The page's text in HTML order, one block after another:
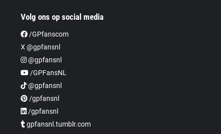
Volg ons op social media
/GPfanscom
X @gpfansnl
@gpfansnl
/GPFansNL
@gpfansnl
/gpfansnl
/gpfansnl
gpfansnl.tumblr.com